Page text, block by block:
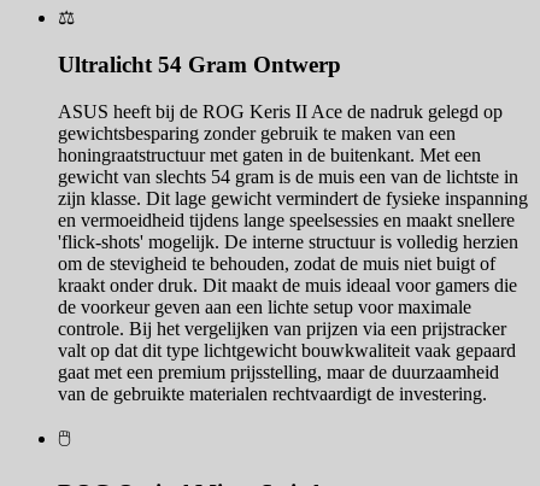
⚖️
Ultralicht 54 Gram Ontwerp
ASUS heeft bij de ROG Keris II Ace de nadruk gelegd op
gewichtsbesparing zonder gebruik te maken van een
honingraatstructuur met gaten in de buitenkant. Met een
gewicht van slechts 54 gram is de muis een van de lichtste in
zijn klasse. Dit lage gewicht vermindert de fysieke inspanning
en vermoeidheid tijdens lange speelsessies en maakt snellere
'flick-shots' mogelijk. De interne structuur is volledig herzien
om de stevigheid te behouden, zodat de muis niet buigt of
kraakt onder druk. Dit maakt de muis ideaal voor gamers die
de voorkeur geven aan een lichte setup voor maximale
controle. Bij het vergelijken van prijzen via een prijstracker
valt op dat dit type lichtgewicht bouwkwaliteit vaak gepaard
gaat met een premium prijsstelling, maar de duurzaamheid
van de gebruikte materialen rechtvaardigt de investering.
🖱️